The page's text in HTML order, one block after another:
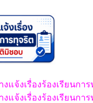
งแจ้งเรื่องร้องเรียนก
งแจ้งเรื่องร้องเรียนก